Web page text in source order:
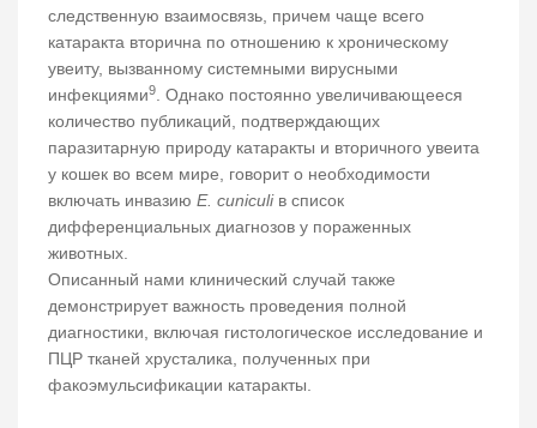
следственную взаимосвязь, причем чаще всего
катаракта вторична по отношению к хроническому
увеиту, вызванному системными вирусными
инфекциями9
. Однако постоянно увеличивающееся
количество публикаций, подтверждающих
паразитарную природу катаракты и вторичного увеита
у кошек во всем мире, говорит о необходимости
включать инвазию E. сuniculiв список
дифференциальных диагнозов у пораженных
животных.
Описанный нами клинический случай также
демонстрирует важность проведения полной
диагностики, включая гистологическое исследование и
ПЦР тканей хрусталика, полученных при
факоэмульсификации катаракты.